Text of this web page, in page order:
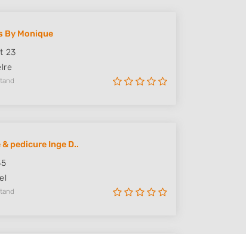
By Monique
23
pedicure Inge D..